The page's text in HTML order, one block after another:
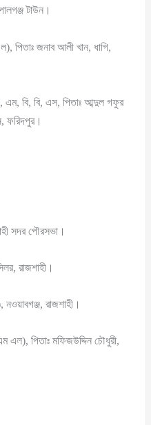
টাউন।
পিতাঃ জনাব আলী খান, ধাগি,
এম, বি, বি, এস, পিতাঃ আব্দুল গফুর
ফরিদপুর।
সদর পৌরসভা।
রাজশাহী।
রাজশাহী।
পিতাঃ মফিজউদ্দিন চৌধুরী,